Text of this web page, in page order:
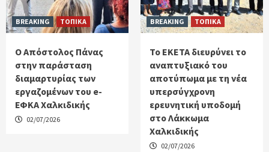
BREAKING ΤΟΠΙΚΑ
Ο Απόστολος Πάνας
στην παράσταση
διαμαρτυρίας των
εργαζομένων του e-
ΕΦΚΑ Χαλκιδικής
02/07/2026
BREAKING ΤΟΠΙΚΑ
Το ΕΚΕΤΑ διευρύνει το
αναπτυξιακό του
αποτύπωμα με τη νέα
υπερσύγχρονη
ερευνητική υποδομή
στο Λάκκωμα
Χαλκιδικής
02/07/2026